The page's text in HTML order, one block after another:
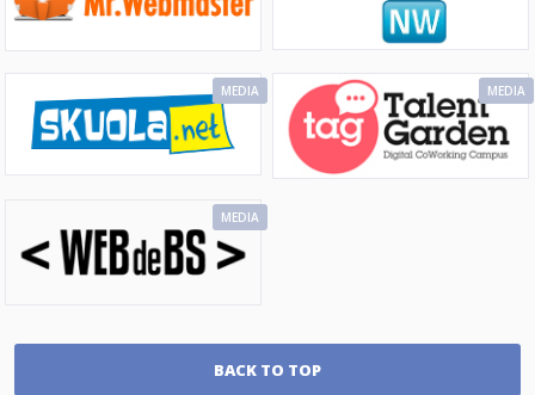
MEDIA MEDIA
MEDIA
BACK TO TOP